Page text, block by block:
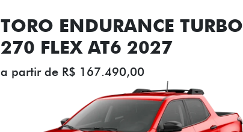
TORO ENDURANCE TURBO
270 FLEX AT6 2027
a partir de R$ 167.490,00